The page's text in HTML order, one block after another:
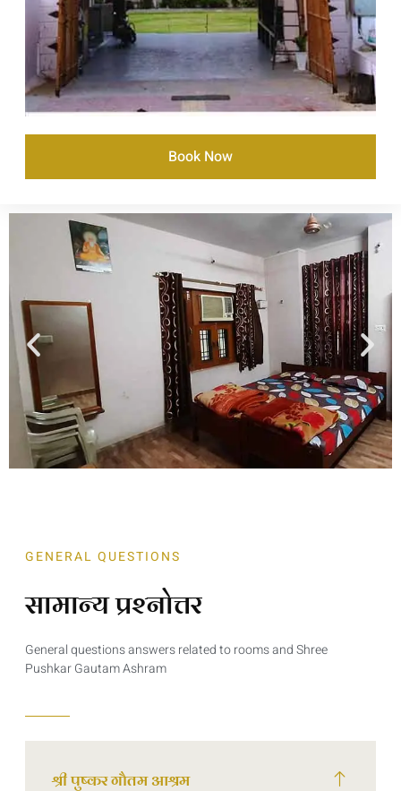
Book Now
GENERAL QUESTIONS
सामान्य प्रश्नोत्तर
General questions answers related to rooms and Shree
Pushkar Gautam Ashram
श्री पुष्कर गौतम आश्रम